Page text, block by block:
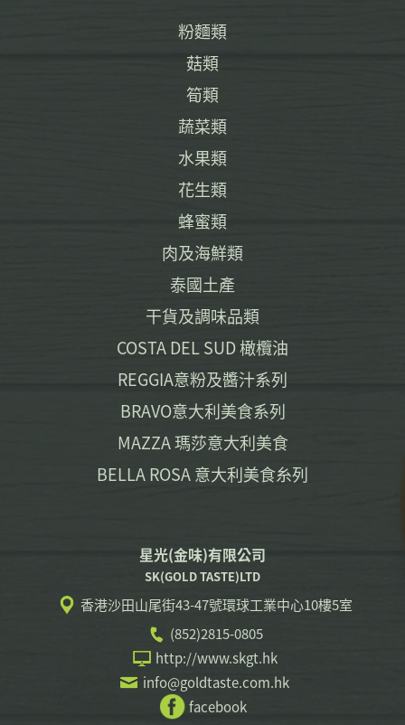
粉麵類
菇類
筍類
蔬菜類
水果類
花生類
蜂蜜類
肉及海鮮類
泰國土產
干貨及調味品類
COSTA DEL SUD 橄欖油
REGGIA意粉及醬汁系列
BRAVO意大利美食系列
MAZZA 瑪莎意大利美食
BELLA ROSA 意大利美食糸列
星光(金味)有限公司
SK(GOLD TASTE)LTD
香港沙田山尾街43-47號環球工業中心10樓5室
(852)2815-0805
http://www.skgt.hk
info@goldtaste.com.hk
facebook